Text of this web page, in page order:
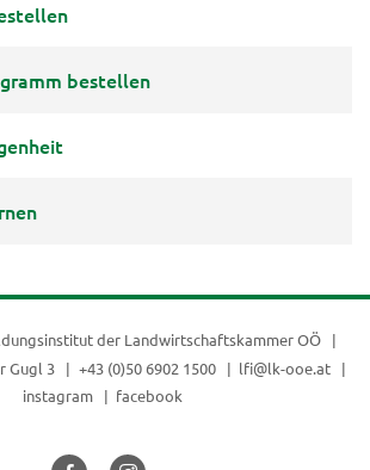
bestellen
der Landwirtschaftskammer OÖ
Gugl 3 +43 (0)50 6902 1500
lfi@lk-ooe.at
instagram
facebook